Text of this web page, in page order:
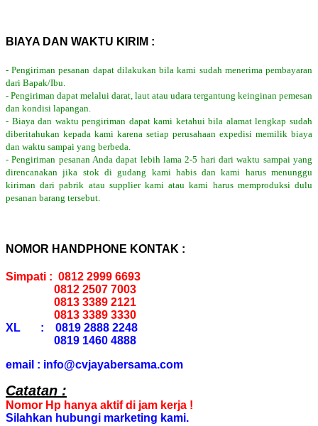
BIAYA DAN WAKTU KIRIM :
- Pengiriman pesanan dapat dilakukan bila kami sudah menerima pembayaran
dari Bapak/Ibu.
- Pengiriman dapat melalui darat, laut atau udara tergantung keinginan pemesan
dan kondisi lapangan.
- Biaya dan waktu pengiriman dapat kami ketahui bila alamat lengkap sudah
diberitahukan kepada kami karena setiap perusahaan expedisi memilik biaya
dan waktu sampai yang berbeda.
- Pengiriman pesanan Anda dapat lebih lama 2-5 hari dari waktu sampai yang
direncanakan jika stok di gudang kami habis dan kami harus menunggu
kiriman dari pabrik atau supplier kami atau kami harus memproduksi dulu
pesanan barang tersebut.
NOMOR HANDPHONE KONTAK :
Simpati : 0812 2999 6693
0812 2507 7003
0813 3389 2121
0813 3389 3330
XL : 0819 2888 2248
0819 1460 4888
email : info@cvjayabersama.com
Catatan :
Nomor Hp hanya aktif di jam kerja !
Silahkan hubungi marketing kami.